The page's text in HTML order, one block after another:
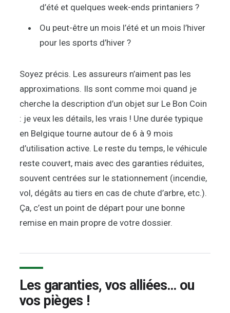
d’été et quelques week-ends printaniers ?
Ou peut-être un mois l’été et un mois l’hiver
pour les sports d’hiver ?
Soyez précis. Les assureurs n’aiment pas les
approximations. Ils sont comme moi quand je
cherche la description d’un objet sur Le Bon Coin
: je veux les détails, les vrais ! Une durée typique
en Belgique tourne autour de 6 à 9 mois
d’utilisation active. Le reste du temps, le véhicule
reste couvert, mais avec des garanties réduites,
souvent centrées sur le stationnement (incendie,
vol, dégâts au tiers en cas de chute d’arbre, etc.).
Ça, c’est un point de départ pour une bonne
remise en main propre de votre dossier.
Les garanties, vos alliées… ou
vos pièges !